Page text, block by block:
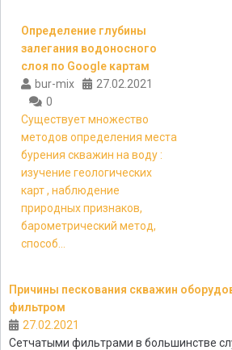
Определение глубины
залегания водоносного
слоя по Google картам
bur-mix
27.02.2021
0
Существует множество
методов определения места
бурения скважин на воду :
изучение геологических
карт , наблюдение
природных признаков,
барометрический метод,
способ...
Причины пескования скважин
фильтром
27.02.2021
Сетчатыми фильтрами в большинстве